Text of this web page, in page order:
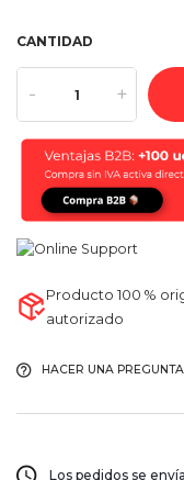
CANTIDAD
- +
Producto 100 %
autorizado
HACER UNA PREGUNTA
Los pedidos se